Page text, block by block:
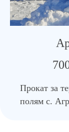
Прокат за
полям с.